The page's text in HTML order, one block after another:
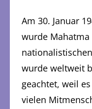
Am 30. Januar
wurde
wurde weltweit
geachtet, weil
vielen